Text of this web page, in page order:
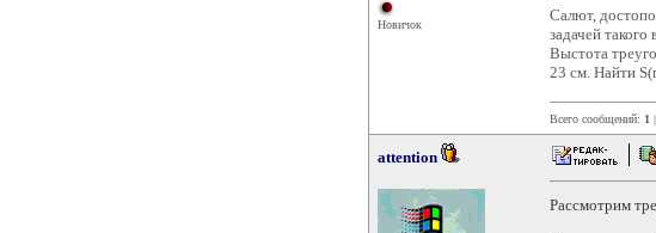
Новичок
Салют,
задачей
Выстота
23 см. Найти
Всего сообщений: 1
attention
Рассмотрим